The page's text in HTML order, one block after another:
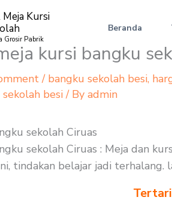
Meja Kursi
Grosir Pabrik
Beranda
kursi bangku
/ bangku sekolah besi,
besi/ By admin
sekolah Ciruas
sekolah Ciruas : Meja dan
tindakan belajar jadi